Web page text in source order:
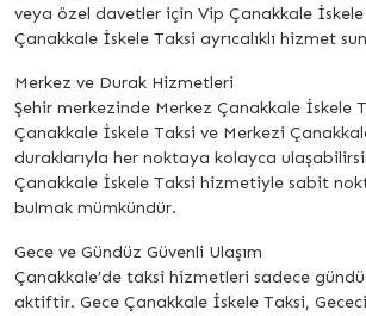
veya özel davetler için Vip Çanakkale İskele
Çanakkale İskele Taksi ayrıcalıklı hizmet
Merkez ve Durak Hizmetleri
Şehir merkezinde Merkez Çanakkale İskele
Çanakkale İskele Taksi ve Merkezi
duraklarıyla her noktaya kolayca
Çanakkale İskele Taksi hizmetiyle sabit
bulmak mümkündür.
Gece ve Gündüz Güvenli Ulaşım
Çanakkale’de taksi hizmetleri sadece
aktiftir. Gece Çanakkale İskele Taksi,